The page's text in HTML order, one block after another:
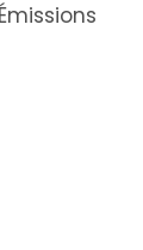
Émissions